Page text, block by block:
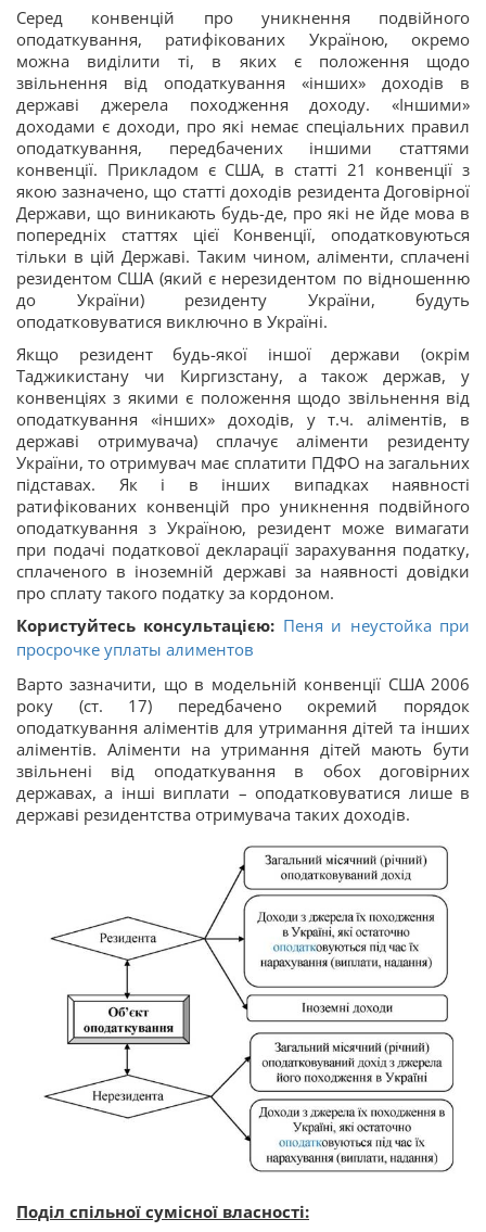
Серед конвенцій про уникнення подвійного
оподаткування, ратифікованих Україною, окремо
можна виділити ті, в яких є положення щодо
звільнення від оподаткування «інших» доходів в
державі джерела походження доходу. «Іншими»
доходами є доходи, про які немає спеціальних правил
оподаткування, передбачених іншими статтями
конвенції. Прикладом є США, в статті 21 конвенції з
якою зазначено, що статті доходів резидента Договірної
Держави, що виникають будь-де, про які не йде мова в
попередніх статтях цієї Конвенції, оподатковуються
тільки в цій Державі. Таким чином, аліменти, сплачені
резидентом США (який є нерезидентом по відношенню
до України) резиденту України, будуть
оподатковуватися виключно в Україні.
Якщо резидент будь-якої іншої держави (окрім
Таджикистану чи Киргизстану, а також держав, у
конвенціях з якими є положення щодо звільнення від
оподаткування «інших» доходів, у т.ч. аліментів, в
державі отримувача) сплачує аліменти резиденту
України, то отримувач має сплатити ПДФО на загальних
підставах. Як і в інших випадках наявності
ратифікованих конвенцій про уникнення подвійного
оподаткування з Україною, резидент може вимагати
при подачі податкової декларації зарахування податку,
сплаченого в іноземній державі за наявності довідки
про сплату такого податку за кордоном.
Користуйтесь консультацією: Пеня и неустойка при
просрочке уплаты алиментов
Варто зазначити, що в модельній конвенції США 2006
року (ст. 17) передбачено окремий порядок
оподаткування аліментів для утримання дітей та інших
аліментів. Аліменти на утримання дітей мають бути
звільнені від оподаткування в обох договірних
державах, а інші виплати – оподатковуватися лише в
державі резидентства отримувача таких доходів.
Поділ спільної сумісної власності: